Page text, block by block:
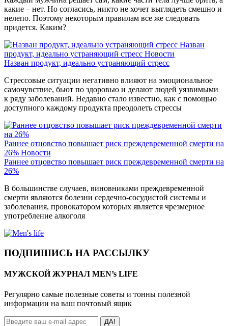
какие – нет. Но согласись, никто не хочет выглядеть смешно и
нелепо. Поэтому некоторым правилам все же следовать
придется. Каким?
Назван
продукт, идеально устраняющий стресс Новости
Назван продукт, идеально устраняющий стресс
Стрессовые ситуации негативно влияют на эмоциональное
самочувствие, бьют по здоровью и делают людей уязвимыми
к ряду заболеваний. Недавно стало известно, как с помощью
доступного каждому продукта преодолеть стрессы
Раннее отцовство повышает риск преждевременной смерти на
26% Новости
Раннее отцовство повышает риск преждевременной смерти на
26%
В большинстве случаев, виновниками преждевременной
смерти являются болезни сердечно-сосудистой системы и
заболевания, провокатором которых является чрезмерное
употребление алкоголя
ПОДПИШИСЬ НА РАССЫЛКУ
МУЖСКОЙ ЖУРНАЛ MEN’s LIFE
Регулярно самые полезные советы и тонны полезной
информации на ваш почтовый ящик
ДА!